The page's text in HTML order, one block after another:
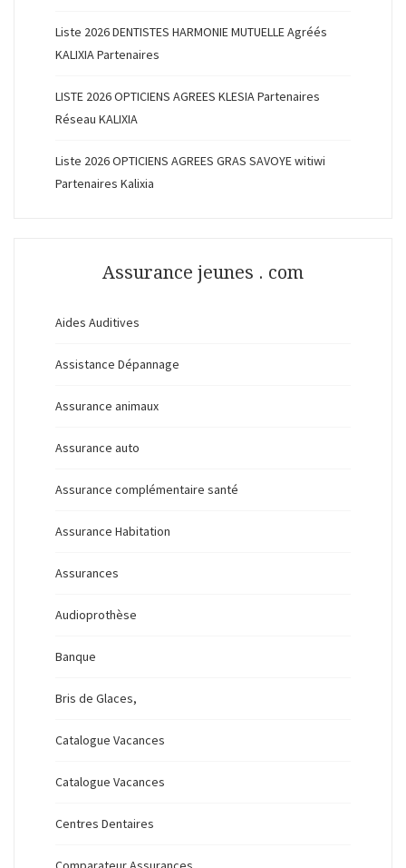
Liste 2026 DENTISTES HARMONIE MUTUELLE Agréés
KALIXIA Partenaires
LISTE 2026 OPTICIENS AGREES KLESIA Partenaires
Réseau KALIXIA
Liste 2026 OPTICIENS AGREES GRAS SAVOYE witiwi
Partenaires Kalixia
Assurance jeunes . com
Aides Auditives
Assistance Dépannage
Assurance animaux
Assurance auto
Assurance complémentaire santé
Assurance Habitation
Assurances
Audioprothèse
Banque
Bris de Glaces,
Catalogue Vacances
Catalogue Vacances
Centres Dentaires